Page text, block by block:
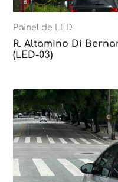
Painel de LED
R. Altamino Di
(LED-03)